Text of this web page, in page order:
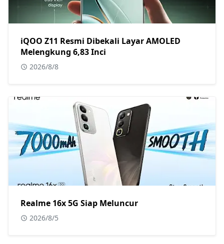
iQOO Z11 Resmi Dibekali Layar AMOLED
Melengkung 6,83 Inci
2026/8/8
Realme 16x 5G Siap Meluncur
2026/8/5